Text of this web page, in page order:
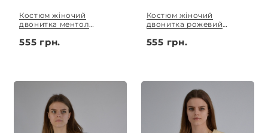
Костюм жіночий
двонитка ментол
шорти) S-XL
555 грн.
Костюм жіночий
двонитка рожевий
шорти) S-XL
555 грн.